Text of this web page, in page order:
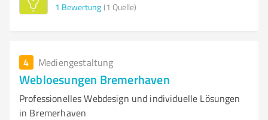
1 Bewertung (1 Quelle)
4 Mediengestaltung
Webloesungen Bremerhaven
Professionelles Webdesign und individuelle Lösungen
in Bremerhaven